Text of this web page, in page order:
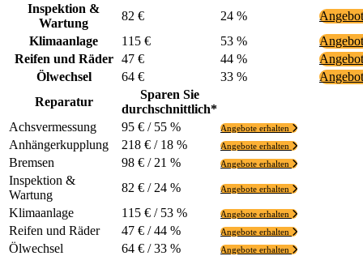
Inspektion &
Wartung
82 € 24 %
Klimaanlage
115 € 53 %
Reifen und Räder
47 € 44 %
Ölwechsel
64 € 33 %
Reparatur
Sparen Sie
durchschnittlich*
Achsvermessung
95 € / 55 % Angebote erhalten
Anhängerkupplung 218 € / 18 % Angebote erhalten
Bremsen 98 € / 21 % Angebote erhalten
Inspektion &
Wartung
82 € / 24 % Angebote erhalten
Klimaanlage 115 € / 53 % Angebote erhalten
Reifen und Räder 47 € / 44 % Angebote erhalten
Ölwechsel 64 € / 33 % Angebote erhalten